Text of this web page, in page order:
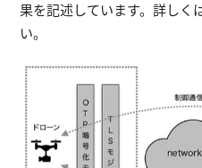
果を記述しています。詳しく
い。